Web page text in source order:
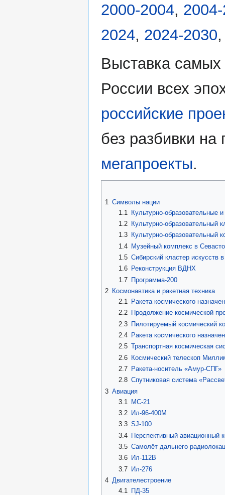
2000-2004,
2024, 2024-2030
Выставка
России всех
российские
без разбивки
мегапроекты.
1 Символы нации
1.1
Культурно-образовательные
1.2
Культурно-образовательный
1.3
Культурно-образовательный
1.4 Музейный комплекс в
1.5 Сибирский кластер искусств
1.6
Реконструкция ВДНХ
1.7 Программа-200
2 Космонавтика и ракетная техника
2.1
Ракета космического
2.2
Продолжение космической
2.3 Пилотируемый космический
2.4
Ракета космического
2.5 Транспортная космическая
2.6 Космический телескоп
2.7
Ракета-носитель «Амур-СПГ»
2.8 Спутниковая система
3 Авиация
3.1
МС-21
3.2
Ил-96-400М
3.3 SJ-100
3.4 Перспективный авиационный
3.5 Самолёт дальнего
3.6
Ил-112В
3.7 Ил-276
4 Двигателестроение
4.1
ПД-35